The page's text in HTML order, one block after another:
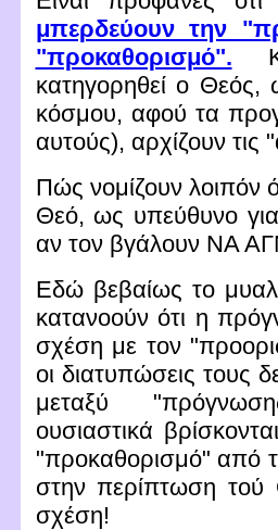
μπερδεύουν την
"προκαθορισμό".
κατηγορηθεί ο
κόσμου, αφού τα
αυτούς), αρχίζουν τις
Πώς νομίζουν
Θεό, ως υπεύθυνο
αν τον βγάλουν ΝΑ
Εδώ βεβαίως το
κατανοούν ότι η
σχέση με τον
οι διατυπώσεις τους
μεταξύ
ουσιαστικά
"προκαθορισμό" από
στην περίπτωση τού
σχέση!